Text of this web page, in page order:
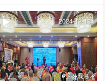
2024-12-13